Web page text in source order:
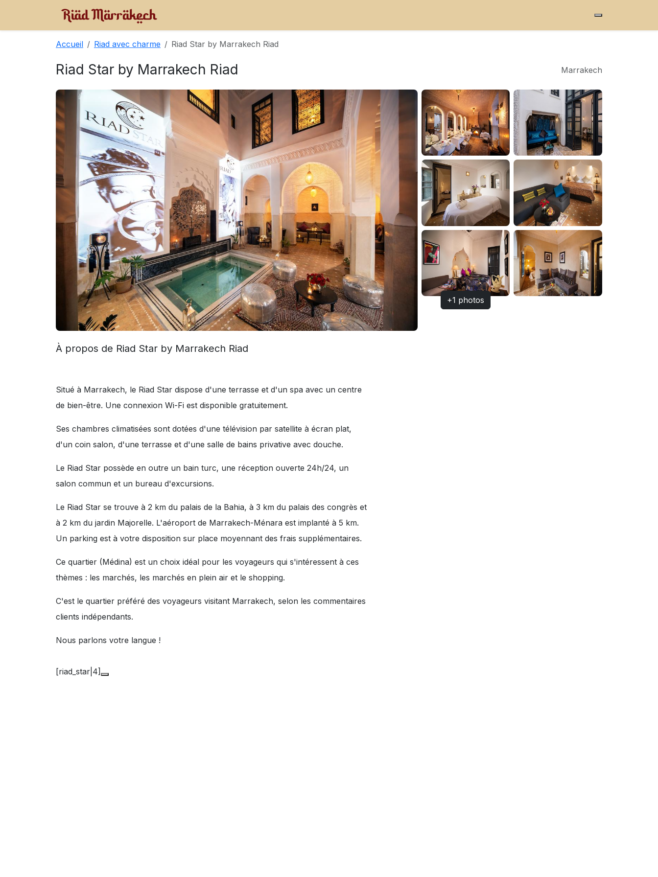
Accueil Riad avec charme Riad Star by Marrakech Riad
Riad Star by Marrakech Riad Marrakech
+1 photos
À propos de Riad Star by Marrakech Riad
Situé à Marrakech, le Riad Star dispose d'une terrasse et d'un spa avec un centre
de bien-être. Une connexion Wi-Fi est disponible gratuitement.
Ses chambres climatisées sont dotées d'une télévision par satellite à écran plat,
d'un coin salon, d'une terrasse et d'une salle de bains privative avec douche.
Le Riad Star possède en outre un bain turc, une réception ouverte 24h/24, un
salon commun et un bureau d'excursions.
Le Riad Star se trouve à 2 km du palais de la Bahia, à 3 km du palais des congrès et
à 2 km du jardin Majorelle. L'aéroport de Marrakech-Ménara est implanté à 5 km.
Un parking est à votre disposition sur place moyennant des frais supplémentaires.
Ce quartier (Médina) est un choix idéal pour les voyageurs qui s'intéressent à ces
thèmes : les marchés, les marchés en plein air et le shopping.
C'est le quartier préféré des voyageurs visitant Marrakech, selon les commentaires
clients indépendants.
Nous parlons votre langue !
[riad_star|4]